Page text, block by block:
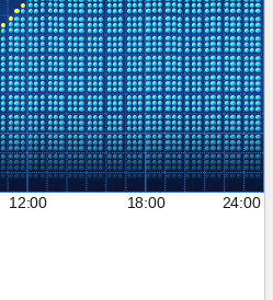
12:00 18:00 24:00